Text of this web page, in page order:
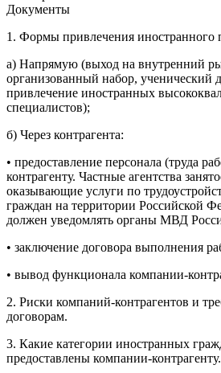
Документы
1. Формы привлечения иностранного
а) Напрямую (выход на внутренний
организованный набор, ученический
привлечение иностранных
специалистов);
б) Через контрагента:
• предоставление персонала (труда
контрагенту. Частные агентства
оказывающие услуги по
граждан на территории Российской
должен уведомлять органы МВД
• заключение договора выполнения
• вывод функционала компании-
2. Риски компаний-контрагентов и
договорам.
3. Какие категории иностранных
предоставлены компании-контрагенту.